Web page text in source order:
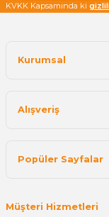
KVKK Kapsamında ki
Kurumsal
Alışveriş
Popüler Sayfalar
Müşteri Hizmetleri